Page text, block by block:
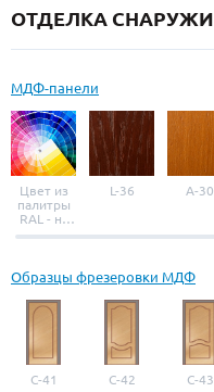
ОТДЕЛКА СНАРУЖИ
МДФ-панели
Цвет из
палитры
RAL - на
выбор
L-36 A-30
Образцы фрезеровки МДФ
С-41 С-42 С-43